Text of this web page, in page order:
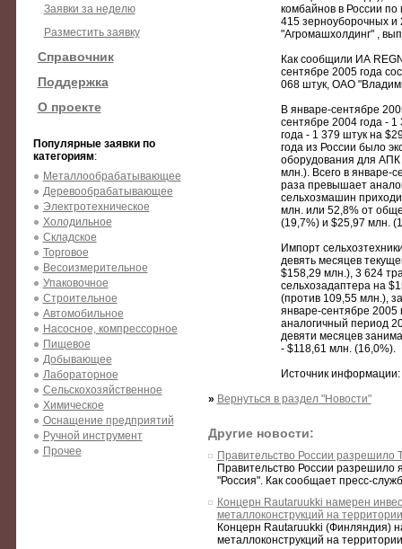
Заявки за неделю
Разместить заявку
Справочник
Поддержка
О проекте
Популярные заявки по
категориям:
Металлообрабатывающее
Деревообрабатывающее
Электротехническое
Холодильное
Складское
Торговое
Весоизмерительное
Упаковочное
Строительное
Автомобильное
Насосное, компрессорное
Пищевое
Добывающее
Лабораторное
Сельскохозяйственное
Химическое
Оснащение предприятий
Ручной инструмент
Прочее
комбайнов в России
415 зерноуборочных
"Агромашхолдинг" ,
Как сообщили ИА
сентябре 2005 года
068 штук, ОАО
В январе-сентябре
сентябре 2004 года -
года - 1 379 штук на
года из России было
оборудования для АПК
млн.). Всего в январе-
раза превышает
сельхозмашин
млн. или 52,8% от
(19,7%) и $25,97 млн.
Импорт
девять месяцев
$158,29 млн.), 3 624
сельхозадаптера на
(против 109,55 млн.),
январе-сентябре 2005
аналогичный период
девяти месяцев
- $118,61 млн. (16,0%).
Источник
» Вернуться в раздел "Новости"
Другие новости:
Правительство России разрешило
Правительство России разрешило
"Россия". Как сообщает пресс-
Концерн Rautaruukki намерен
металлоконструкций на
Концерн Rautaruukki (Финляндия)
металлоконструкций на